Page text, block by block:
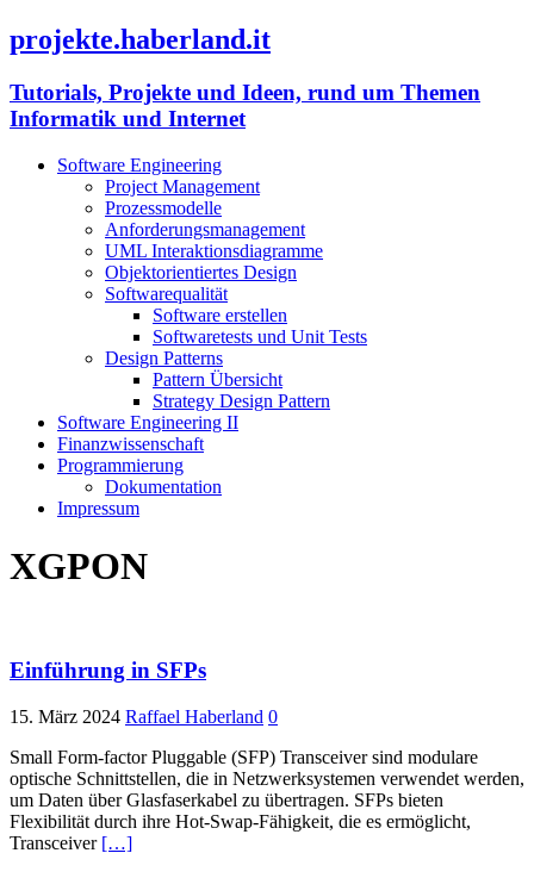
projekte.haberland.it
Tutorials, Projekte und Ideen, rund um Themen
Informatik und Internet
Software Engineering
Project Management
Prozessmodelle
Anforderungsmanagement
UML Interaktionsdiagramme
Objektorientiertes Design
Softwarequalität
Software erstellen
Softwaretests und Unit Tests
Design Patterns
Pattern Übersicht
Strategy Design Pattern
Software Engineering II
Finanzwissenschaft
Programmierung
Dokumentation
Impressum
XGPON
Einführung in SFPs
15. März 2024 Raffael Haberland 0
Small Form-factor Pluggable (SFP) Transceiver sind modulare
optische Schnittstellen, die in Netzwerksystemen verwendet werden,
um Daten über Glasfaserkabel zu übertragen. SFPs bieten
Flexibilität durch ihre Hot-Swap-Fähigkeit, die es ermöglicht,
Transceiver […]